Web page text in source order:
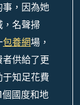
，因為她
名聲掃
包養網場，
供給了更
知足花費
國度和地